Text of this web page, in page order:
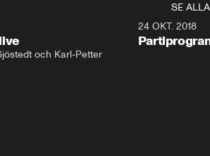
SE ALLA
och Karl-Petter
24 OKT. 2018